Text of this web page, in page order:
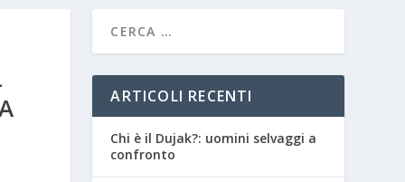
ARTICOLI RECENTI
Chi è il Dujak?: uomini selvaggi a
confronto